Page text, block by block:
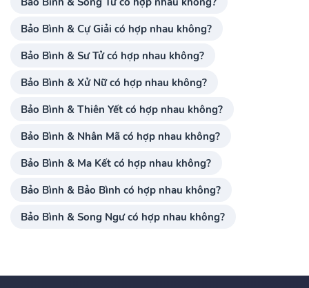
Bảo Bình & Cự Giải có hợp nhau không?
Bảo Bình & Sư Tử có hợp nhau không?
Bảo Bình & Xử Nữ có hợp nhau không?
Bảo Bình & Thiên Yết có hợp nhau không?
Bảo Bình & Nhân Mã có hợp nhau không?
Bảo Bình & Ma Kết có hợp nhau không?
Bảo Bình & Bảo Bình có hợp nhau không?
Bảo Bình & Song Ngư có hợp nhau không?